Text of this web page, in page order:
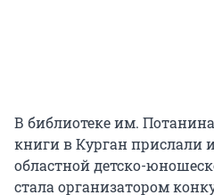
В библиотеке им.
книги в Курган прислали
областной детско-
стала организатором